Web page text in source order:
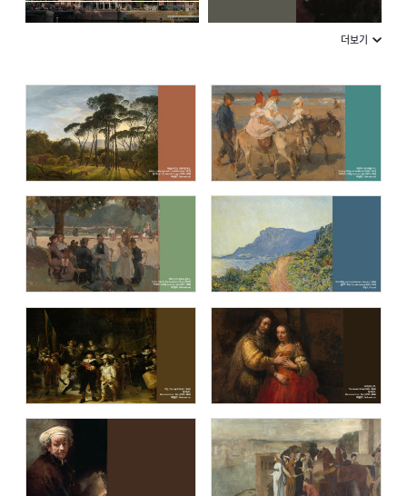
제임스 티소 (James Tissot )
앙리 루소(Henri Rousseau: Pioneer of
Fantasy)
내셔널 갤러리 (The National Gallery,
London)
오르세 미술관 (Musée d’Orsay)
큐비즘: 시각의 전환 (Cubism: Changing
Perspectives)
음악이 흐르는 명화(Masterpiece with
music)
세계의 봄 (Spring in the world) 렘브란트 반 레인 (Rembrandt van Rijn)
더보기